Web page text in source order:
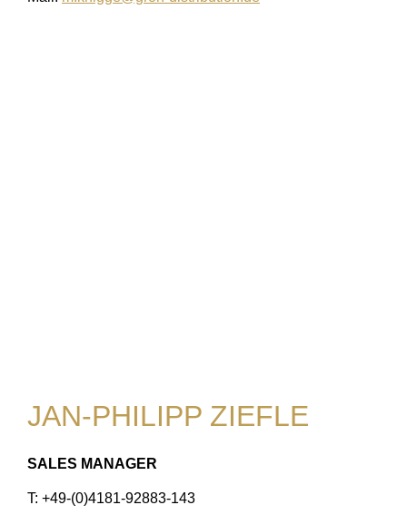
JAN-PHILIPP ZIEFLE
SALES MANAGER
T: +49-(0)4181-92883-143